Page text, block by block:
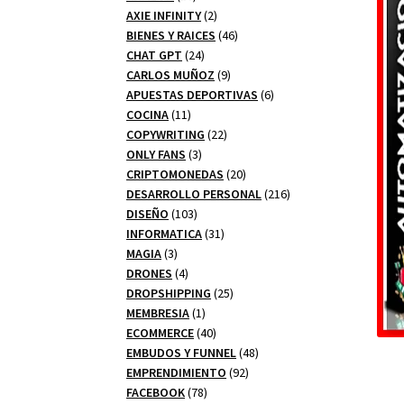
productos
AXIE INFINITY 22
productos
BIENES Y RAICES 4646
CHAT GPT 2424
productos
CARLOS MUÑOZ 99
productos
APUESTAS DEPORTIVAS 66
COCINA 1111
productos
COPYWRITING 2222
ONLY FANS 33
productos
CRIPTOMONEDAS 2020
productos
DESARROLLO PERSONAL 216216
DISEÑO 103103
productos
INFORMATICA 3131
MAGIA 33
productos
DRONES 44
productos
DROPSHIPPING 2525
MEMBRESIA 11
producto
ECOMMERCE 4040
productos
EMBUDOS Y FUNNEL 4848
EMPRENDIMIENTO 9292
FACEBOOK 7878